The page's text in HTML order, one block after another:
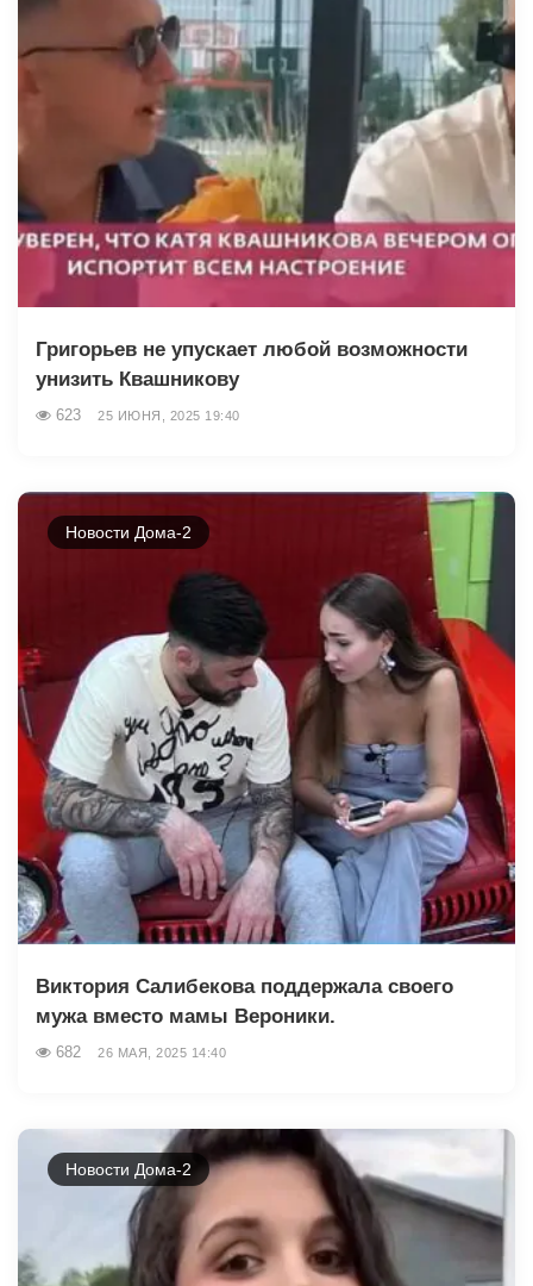
Григорьев не упускает любой возможности
унизить Квашникову
623 25 ИЮНЯ, 2025 19:40
Новости Дома-2
Виктория Салибекова поддержала своего
мужа вместо мамы Вероники.
682 26 МАЯ, 2025 14:40
Новости Дома-2